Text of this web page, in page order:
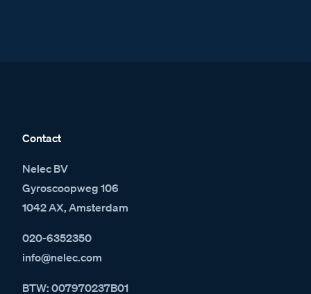
Contact
Nelec BV
Gyroscoopweg 106
1042 AX, Amsterdam
020-6352350
info@nelec.com
BTW: 007970237B01